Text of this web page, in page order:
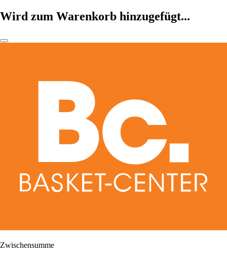
Wird zum Warenkorb hinzugefügt...
Zwischensumme